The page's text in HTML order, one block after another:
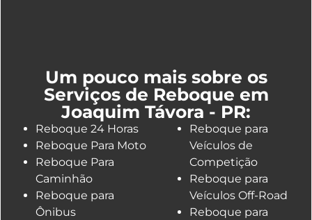
Um pouco mais sobre os
Serviços de Reboque em
Joaquim Távora - PR:
Reboque 24 Horas
Reboque Para Moto
Reboque Para
Caminhão
Reboque para
Ônibus
Reboque para
Veículos de
Competição
Reboque para
Veículos Off-Road
Reboque para